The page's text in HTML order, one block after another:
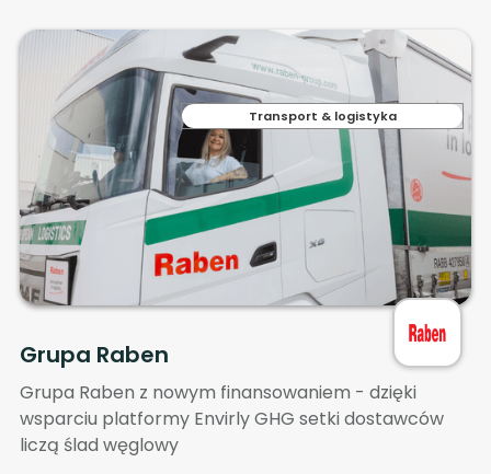
Transport & logistyka
Grupa Raben
Grupa Raben z nowym finansowaniem - dzięki
wsparciu platformy Envirly GHG setki dostawców
liczą ślad węglowy